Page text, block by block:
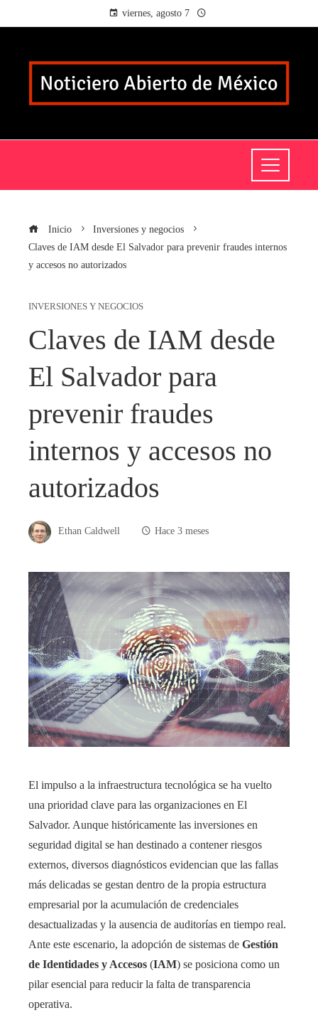
viernes, agosto 7
Inicio
Inversiones y negocios
Claves de IAM desde El Salvador para prevenir fraudes internos
y accesos no autorizados
INVERSIONES Y NEGOCIOS
Claves de IAM desde
El Salvador para
prevenir fraudes
internos y accesos no
autorizados
Ethan Caldwell Hace 3 meses
El impulso a la infraestructura tecnológica se ha vuelto
una prioridad clave para las organizaciones en El
Salvador. Aunque históricamente las inversiones en
seguridad digital se han destinado a contener riesgos
externos, diversos diagnósticos evidencian que las fallas
más delicadas se gestan dentro de la propia estructura
empresarial por la acumulación de credenciales
desactualizadas y la ausencia de auditorías en tiempo real.
Ante este escenario, la adopción de sistemas de Gestión
de Identidades y Accesos (IAM) se posiciona como un
pilar esencial para reducir la falta de transparencia
operativa.